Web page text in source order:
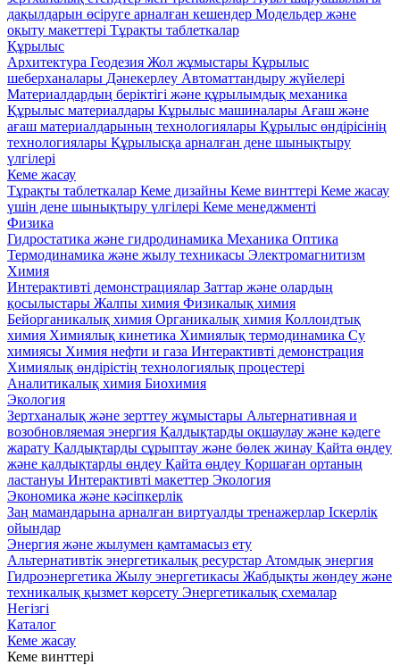
дақылдарын өсіруге арналған кешендер Модельдер және
оқыту макеттері Тұрақты таблеткалар
Құрылыс
Архитектура Геодезия Жол жұмыстары Құрылыс
шеберханалары Дәнекерлеу Автоматтандыру жүйелері
Материалдардың беріктігі және құрылымдық механика
Құрылыс материалдары Кұрылыс машиналары Ағаш және
ағаш материалдарының технологиялары Құрылыс өндірісінің
технологиялары Құрылысқа арналған дене шынықтыру
үлгілері
Кеме жасау
Тұрақты таблеткалар Кеме дизайны Кеме винттері Кеме жасау
үшін дене шынықтыру үлгілері Кеме менеджменті
Физика
Гидростатика және гидродинамика Механика Оптика
Термодинамика және жылу техникасы Электромагнитизм
Химия
Интерактивті демонстрациялар Заттар және олардың
қосылыстары Жалпы химия Физикалық химия
Бейорганикалық химия Органикалық химия Коллоидтық
химия Химиялық кинетика Химиялық термодинамика Су
химиясы Химия нефти и газа Интерактивті демонстрация
Химиялық өндірістің технологиялық процестері
Аналитикалық химия Биохимия
Экология
Зертханалық және зерттеу жұмыстары Альтернативная и
возобновляемая энергия Қалдықтарды оқшаулау және кәдеге
жарату Қалдықтарды сұрыптау және бөлек жинау Қайта өңдеу
және қалдықтарды өңдеу Қайта өңдеу Қоршаған ортаның
ластануы Интерактивті макеттер Экология
Экономика және кәсіпкерлік
Заң мамандарына арналған виртуалды тренажерлар Iскерлік
ойындар
Энергия және жылумен қамтамасыз ету
Альтернативтік энергетикалық ресурстар Атомдық энергия
Гидроэнергетика Жылу энергетикасы Жабдықты жөндеу және
техникалық қызмет көрсету Энергетикалық схемалар
Негізгі
Каталог
Кеме жасау
Кеме винттері